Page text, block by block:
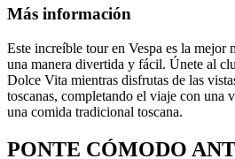
Más información
Este increíble tour en Vespa es la mejor
una manera divertida y fácil. Únete al
Dolce Vita mientras disfrutas de las
toscanas, completando el viaje con una
una comida tradicional toscana.
PONTE CÓMODO